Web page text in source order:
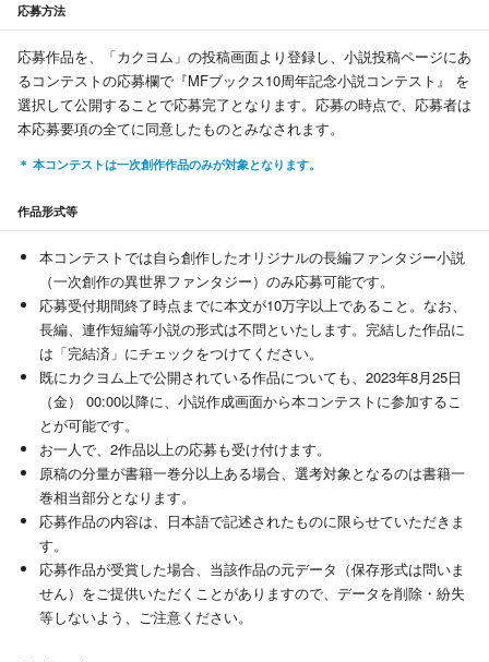
応募方法
応募作品を、「カクヨム」の投稿画面より登録し、小説投稿ページにあ
るコンテストの応募欄で『MFブックス10周年記念小説コンテスト』 を
選択して公開することで応募完了となります。応募の時点で、応募者は
本応募要項の全てに同意したものとみなされます。
本コンテストは一次創作作品のみが対象となります。
作品形式等
本コンテストでは自ら創作したオリジナルの長編ファンタジー小説
（一次創作の異世界ファンタジー）のみ応募可能です。
応募受付期間終了時点までに本文が10万字以上であること。なお、
長編、連作短編等小説の形式は不問といたします。完結した作品に
は「完結済」にチェックをつけてください。
既にカクヨム上で公開されている作品についても、2023年8月25日
（金） 00:00以降に、小説作成画面から本コンテストに参加するこ
とが可能です。
お一人で、2作品以上の応募も受け付けます。
原稿の分量が書籍一巻分以上ある場合、選考対象となるのは書籍一
巻相当部分となります。
応募作品の内容は、日本語で記述されたものに限らせていただきま
す。
応募作品が受賞した場合、当該作品の元データ（保存形式は問いま
せん）をご提供いただくことがありますので、データを削除・紛失
等しないよう、ご注意ください。